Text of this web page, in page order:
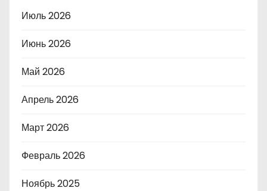
Июль 2026
Июнь 2026
Май 2026
Апрель 2026
Март 2026
Февраль 2026
Ноябрь 2025